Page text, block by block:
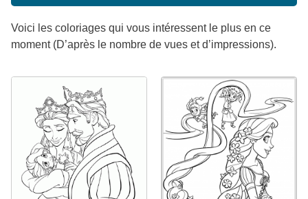
Voici les coloriages qui vous intéressent le plus en ce
moment (D’après le nombre de vues et d’impressions).